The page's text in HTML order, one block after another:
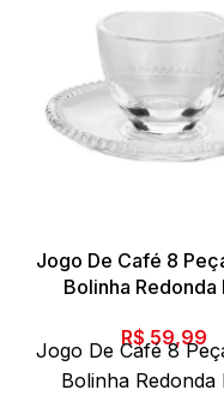
Jogo De Café 8
Bolinha Redonda
R$ 59,99
Jogo De Café 8
Bolinha Redonda